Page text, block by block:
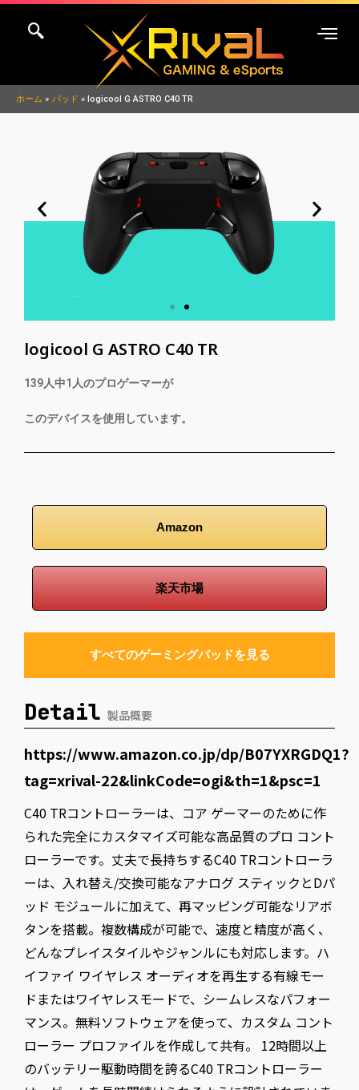
ホーム パッド logicool G ASTRO C40 TR
logicool G ASTRO C40 TR
139人中1 人のプロゲーマーが
このデバイスを使用しています。
Amazon
楽天市場
すべてのゲーミングパッドを見る
Detail 製品概要
https://www.amazon.co.jp/dp/B07YXRGDQ1?
tag=xrival-22&linkCode=ogi&th=1&psc=1
C40 TRコントローラーは、コア ゲーマーのために作
られた完全にカスタマイズ可能な高品質のプロ コント
ローラーです。丈夫で長持ちするC40 TRコントローラ
ーは、入れ替え/交換可能なアナログ スティックとDパ
ッド モジュールに加えて、再マッピング可能なリアボ
タンを搭載。複数構成が可能で、速度と精度が高く、
どんなプレイスタイルやジャンルにも対応します。ハ
イファイ ワイヤレス オーディオを再生する有線モー
ドまたはワイヤレスモードで、シームレスなパフォー
マンス。無料ソフトウェアを使って、カスタム コント
ローラー プロファイルを作成して共有。 12時間以上
のバッテリー駆動時間を誇るC40 TRコントローラー